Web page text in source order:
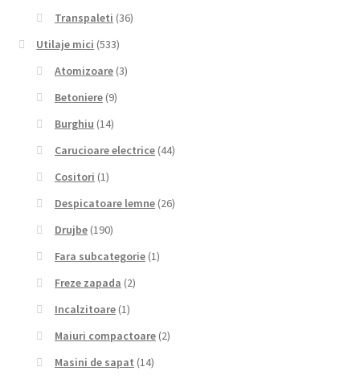
Transpaleti (36)
Utilaje mici (533)
Atomizoare (3)
Betoniere (9)
Burghiu (14)
Carucioare electrice (44)
Cositori (1)
Despicatoare lemne (26)
Drujbe (190)
Fara subcategorie (1)
Freze zapada (2)
Incalzitoare (1)
Maiuri compactoare (2)
Masini de sapat (14)